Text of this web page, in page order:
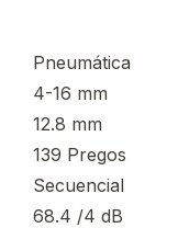
Pneumática
4-16 mm
12.8 mm
139 Pregos
Secuencial
68.4 /4 dB